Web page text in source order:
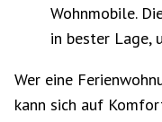
Wohnmobile.
in bester Lage,
Wer eine
kann sich auf